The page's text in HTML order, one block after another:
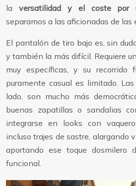
la versatilidad y el coste por
separamos a las aficionadas de las
El pantalón de tiro bajo es, sin
y también la más difícil. Requiere
muy específicas, y su recorrido
puramente casual es limitado.
lado, son mucho más
buenas zapatillas o sandalias
integrarse en looks con
incluso trajes de sastre, alargando
aportando ese toque dosmilero
funcional.